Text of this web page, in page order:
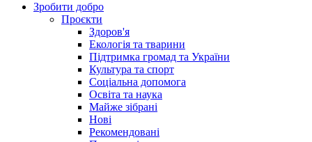
Зробити добро
Проєкти
Здоров'я
Екологія та тварини
Підтримка громад та України
Культура та спорт
Соціальна допомога
Освіта та наука
Майже зібрані
Нові
Рекомендовані